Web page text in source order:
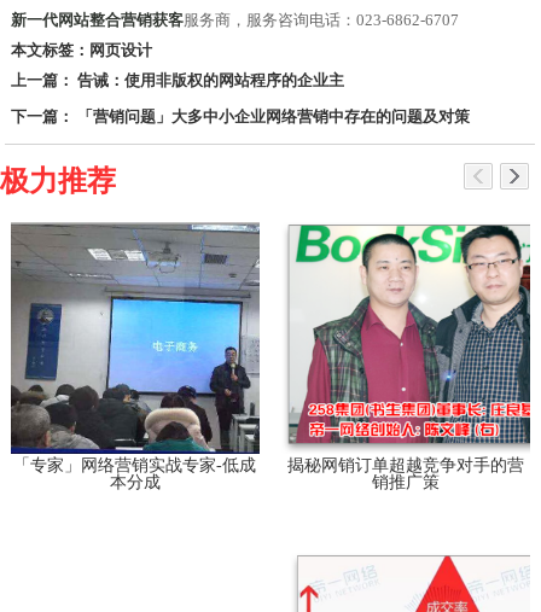
新一代网站整合营销获客服务商，服务咨询电话：023-6862-6707
本文标签： 网页设计
上一篇： 告诫：使用非版权的网站程序的企业主
下一篇： 「营销问题」大多中小企业网络营销中存在的问题及对策
极力推荐
「专家」网络营销实战专家-低成
本分成
揭秘网销订单超越竞争对手的营
销推广策